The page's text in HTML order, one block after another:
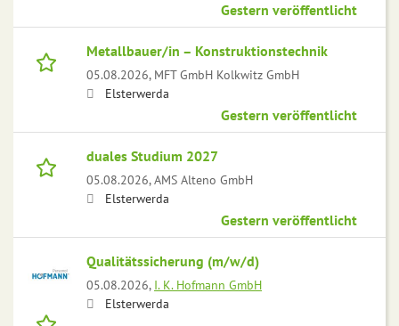
Gestern veröffentlicht
Metallbauer/in – Konstruktionstechnik
05.08.2026, MFT GmbH Kolkwitz GmbH
Elsterwerda
Gestern veröffentlicht
duales Studium 2027
05.08.2026,AMS Alteno GmbH
Elsterwerda
Gestern veröffentlicht
Qualitätssicherung (m/w/d)
05.08.2026, I. K. Hofmann GmbH
Elsterwerda